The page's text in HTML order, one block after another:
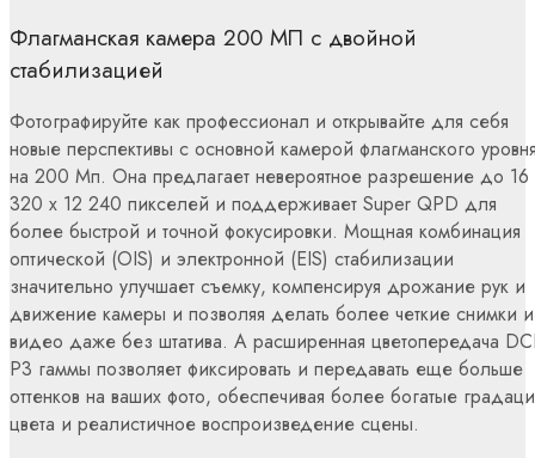
Флагманская камера 200 МП с двойной
стабилизацией
Фотографируйте как профессионал и открывайте для себя
новые перспективы с основной камерой флагманского
на 200 Мп. Она предлагает невероятное разрешение до 16
320 x 12 240 пикселей и поддерживает Super QPD для
более быстрой и точной фокусировки. Мощная комбинация
оптической (OIS) и электронной (EIS) стабилизации
значительно улучшает съемку, компенсируя дрожание рук и
движение камеры и позволяя делать более четкие снимки и
видео даже без штатива. А расширенная цветопередача
P3 гаммы позволяет фиксировать и передавать еще больше
оттенков на ваших фото, обеспечивая более богатые
цвета и реалистичное воспроизведение сцены.